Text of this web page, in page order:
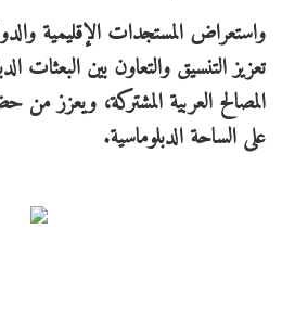
واستعراض المستجدات الإقليمية
تعزيز التنسيق والتعاون بين البعثات
المصالح العربية المشتركة، ويعزز من
على الساحة الدبلوماسية.